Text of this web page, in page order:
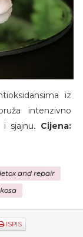
iz
intenzivno
sjajnu. Cijena:
and repair
ISPIS